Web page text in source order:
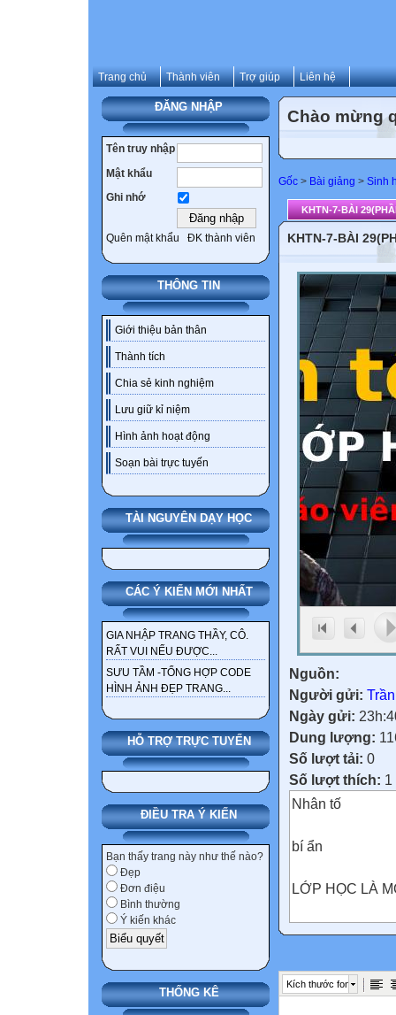
Trang chủ Thành viên Trợ giúp Liên hệ
ĐĂNG NHẬP
Tên truy nhập
Mật khẩu
Ghi nhớ
Quên mật khẩu ĐK thành viên
THÔNG TIN
Giới thiệu bản thân
Thành tích
Chia sẻ kinh nghiệm
Lưu giữ kỉ niệm
Hình ảnh hoạt động
Soạn bài trực tuyến
TÀI NGUYÊN DẠY HỌC
CÁC Ý KIẾN MỚI NHẤT
GIA NHẬP TRANG THẦY, CÔ.
RẤT VUI NẾU ĐƯỢC...
SƯU TẦM -TỔNG HỢP CODE
HÌNH ẢNH ĐẸP TRANG...
HỖ TRỢ TRỰC TUYẾN
ĐIỀU TRA Ý KIẾN
Bạn thấy trang này như thế nào?
Đẹp
Đơn điệu
Bình thường
Ý kiến khác
THỐNG KÊ
Chào mừng
Gốc > Bài giảng > Sinh
KHTN-7-BÀI
KHTN-7-BÀI
Nguồn:
Người gửi:
Ngày gửi:
Dung lượng:
Số lượt tải: 0
Số lượt thích:
Nhân tố
bí ẩn
LỚP HỌC LÀ
Giáo viên:
DUNG
THU
Kích thước font